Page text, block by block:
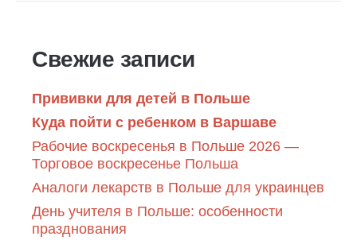
Свежие записи
Прививки для детей в Польше
Куда пойти с ребенком в Варшаве
Рабочие воскресенья в Польше 2026 —
Торговое воскресенье Польша
Аналоги лекарств в Польше для украинцев
День учителя в Польше: особенности
празднования